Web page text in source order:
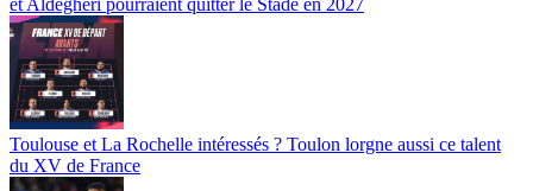
Toulouse et La Rochelle intéressés ? Toulon lorgne aussi ce talent
du XV de France